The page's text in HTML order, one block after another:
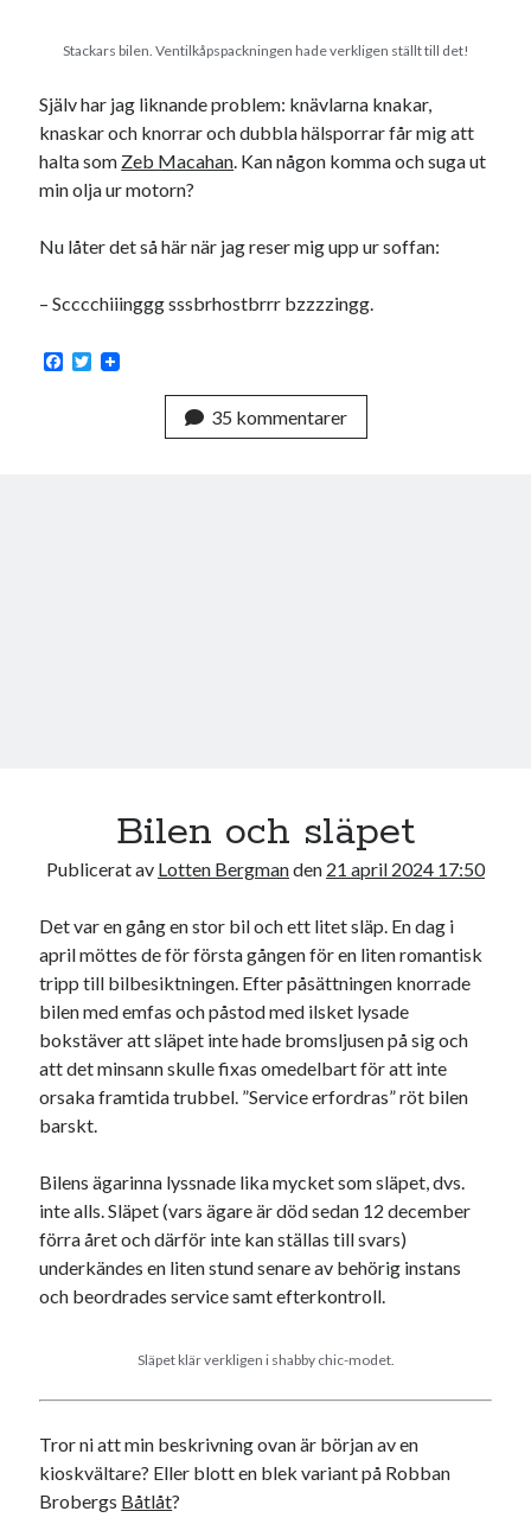
Stackars bilen. Ventilkåpspackningen hade verkligen ställt till det!
Själv har jag liknande problem: knävlarna knakar,
knaskar och knorrar och dubbla hälsporrar får mig att
halta som Zeb Macahan. Kan någon komma och suga ut
min olja ur motorn?
Nu låter det så här när jag reser mig upp ur soffan:
– Scccchiiinggg sssbrhostbrrr bzzzzingg.
F
T
35 kommentarer
Bilen och släpet
Publicerat av Lotten Bergmanden 21 april 2024 17:50
Det var en gång en stor bil och ett litet släp. En dag i
april möttes de för första gången för en liten romantisk
tripp till bilbesiktningen. Efter påsättningen knorrade
bilen med emfas och påstod med ilsket lysade
bokstäver att släpet inte hade bromsljusen på sig och
att det minsann skulle fixas omedelbart för att inte
orsaka framtida trubbel. ”Service erfordras” röt bilen
barskt.
Bilens ägarinna lyssnade lika mycket som släpet, dvs.
inte alls. Släpet (vars ägare är död sedan 12 december
förra året och därför inte kan ställas till svars)
underkändes en liten stund senare av behörig instans
och beordrades service samt efterkontroll.
Släpet klär verkligen i shabby chic-modet.
Tror ni att min beskrivning ovan är början av en
kioskvältare? Eller blott en blek variant på Robban
Brobergs Båtlåt?